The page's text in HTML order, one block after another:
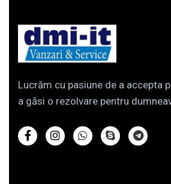
Lucrăm cu pasiune de a accepta
a găsi o rezolvare pentru